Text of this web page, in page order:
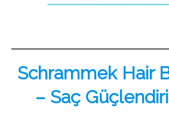
Schrammek Hair
– Saç